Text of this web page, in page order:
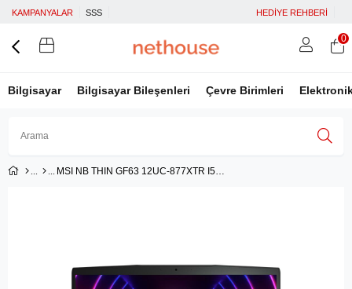
KAMPANYALAR SSS HEDİYE REHBERİ
Bilgisayar Bilgisayar Bileşenleri Çevre Birimleri
0
MSI NB THIN GF63 12UC-877XTR I5-12450H 16GB DDR4 RTX3050 GDDR6 4GB 512GB SSD 15.6 FHD 144Hz DOS